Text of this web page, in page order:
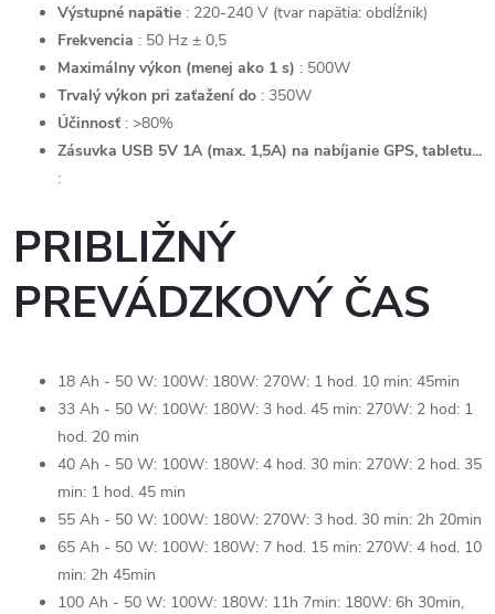
Výstupné napätie : 220-240 V (tvar napätia: obdĺžnik)
Frekvencia : 50 Hz ± 0,5
Maximálny výkon (menej ako 1 s) : 500W
Trvalý výkon pri zaťažení do : 350W
Účinnosť : >80%
Zásuvka USB 5V 1A (max. 1,5A) na nabíjanie GPS, tabletu...
:
PRIBLIŽNÝ
PREVÁDZKOVÝ ČAS
18 Ah - 50 W: 100W: 180W: 270W: 1 hod. 10 min: 45min
33 Ah - 50 W: 100W: 180W: 3 hod. 45 min: 270W: 2 hod: 1
hod. 20 min
40 Ah - 50 W: 100W: 180W: 4 hod. 30 min: 270W: 2 hod. 35
min: 1 hod. 45 min
55 Ah - 50 W: 100W: 180W: 270W: 3 hod. 30 min: 2h 20min
65 Ah - 50 W: 100W: 180W: 7 hod. 15 min: 270W: 4 hod. 10
min: 2h 45min
100 Ah - 50 W: 100W: 180W: 11h 7min: 180W: 6h 30min,